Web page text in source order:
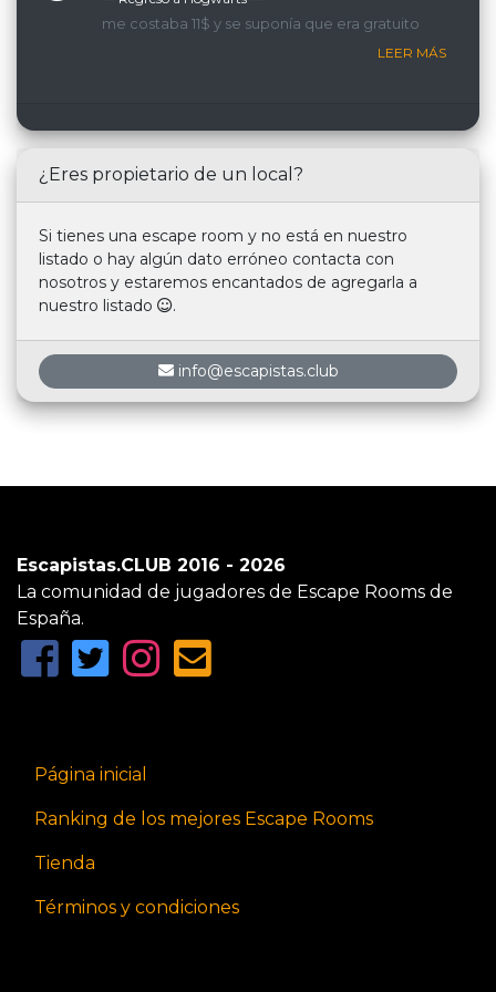
me costaba 11$ y se suponía que era gratuito
LEER MÁS
¿Eres propietario de un local?
Si tienes una escape room y no está en nuestro
listado o hay algún dato erróneo contacta con
nosotros y estaremos encantados de agregarla a
nuestro listado
.
info@escapistas.club
Escapistas.CLUB 2016 - 2026
La comunidad de jugadores de Escape Rooms de
España.
Página inicial
Ranking de los mejores Escape Rooms
Tienda
Términos y condiciones